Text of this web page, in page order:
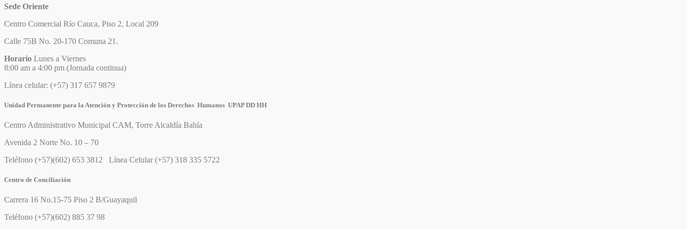
Sede Oriente
Centro Comercial Río Cauca, Piso 2, Local 209
Calle 75B No. 20-170 Comuna 21.
Horario Lunes a Viernes
8:00 am a 4:00 pm (Jornada continua)
Línea celular: (+57) 317 657 9879
Unidad Permanente para la Atención y Protección de los Derechos Humanos UPAP DD HH
Centro Administrativo Municipal CAM, Torre Alcaldía Bahía
Avenida 2 Norte No. 10 – 70
Teléfono (+57)(602) 653 3812 Línea Celular (+57) 318 335 5722
Centro de Conciliación
Carrera 16 No.15-75 Piso 2 B/Guayaquil
Teléfono (+57)(602) 885 37 98